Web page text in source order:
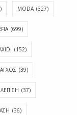
MODA (327)
(699)
(152)
ΑΓΧΟΣ (39)
(37)
(36)